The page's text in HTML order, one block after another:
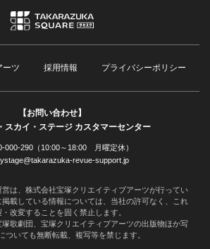
ーツ 採用情報 プライバシーポリシー
【お問い合わせ】
スカイ・ステージ カスタマーセンター
000-290（10:00～18:00 月曜定休）
revue-support.jp
は、株式会社宝塚クリエイティブアーツが行ってい
載している情報については、当社の許可なく、これ
・改変することを固く禁止します。
歌劇団、宝塚クリエイティブアーツの出版物ほか写
ついても無断転載、複写等を禁じます。